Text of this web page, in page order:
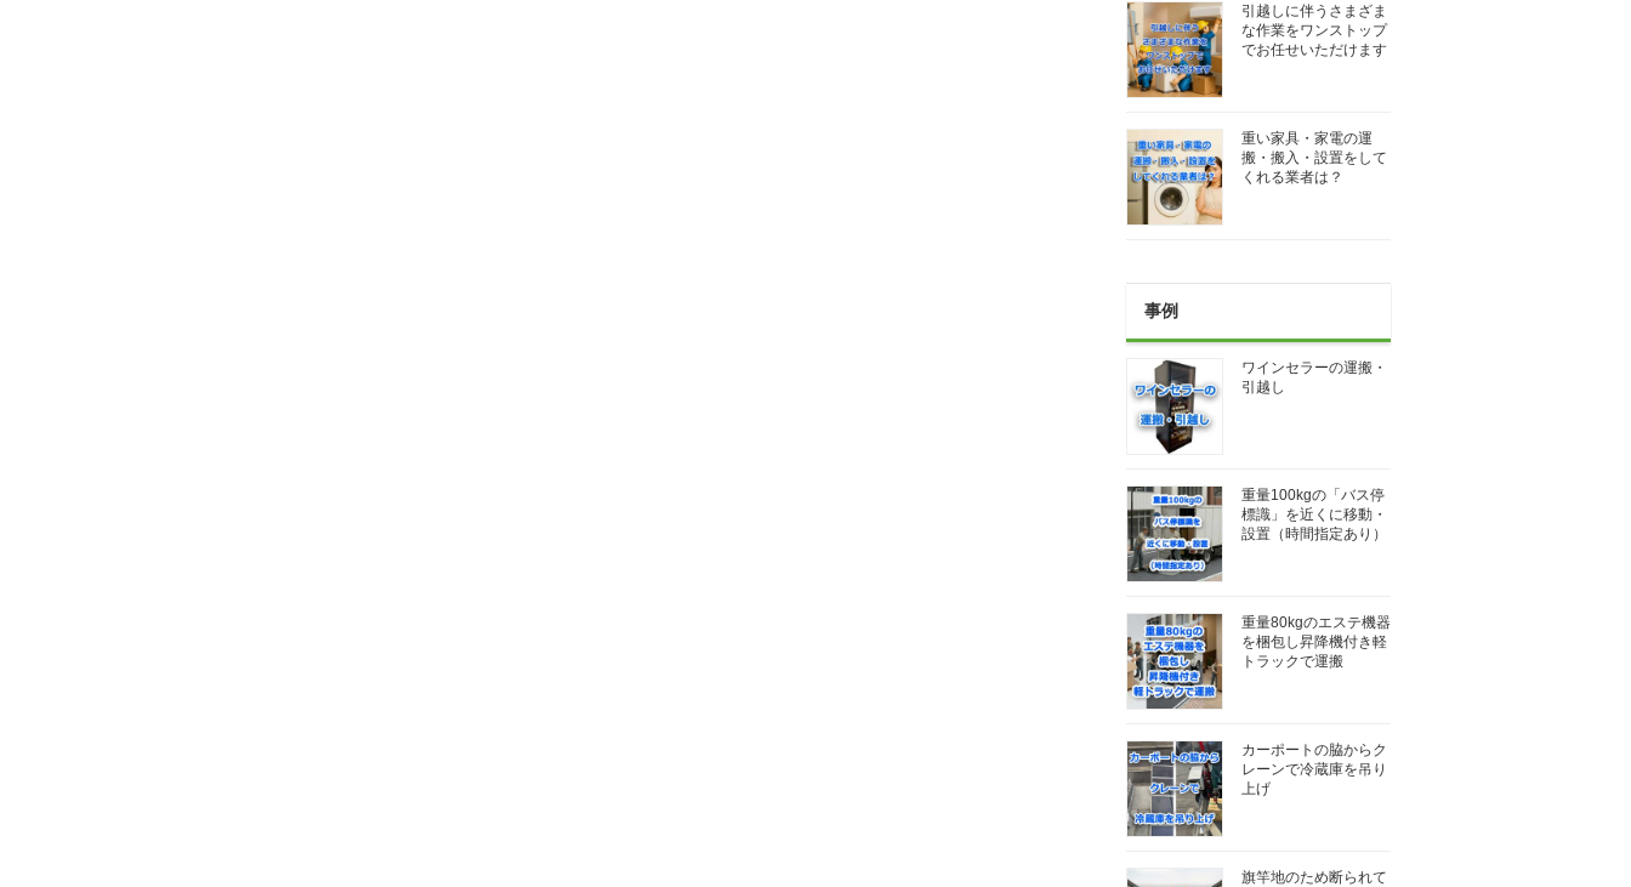
引越しに伴うさまざま
な作業をワンストップ
でお任せいただけます
重い家具・家電の運
搬・搬入・設置をして
くれる業者は？
事例
ワインセラーの運搬・
引越し
重量100kgの「バス停
標識」を近くに移動・
設置（時間指定あり）
重量80kgのエステ機器
を梱包し昇降機付き軽
トラックで運搬
カーポートの脇からク
レーンで冷蔵庫を吊り
上げ
旗竿地のため断られて